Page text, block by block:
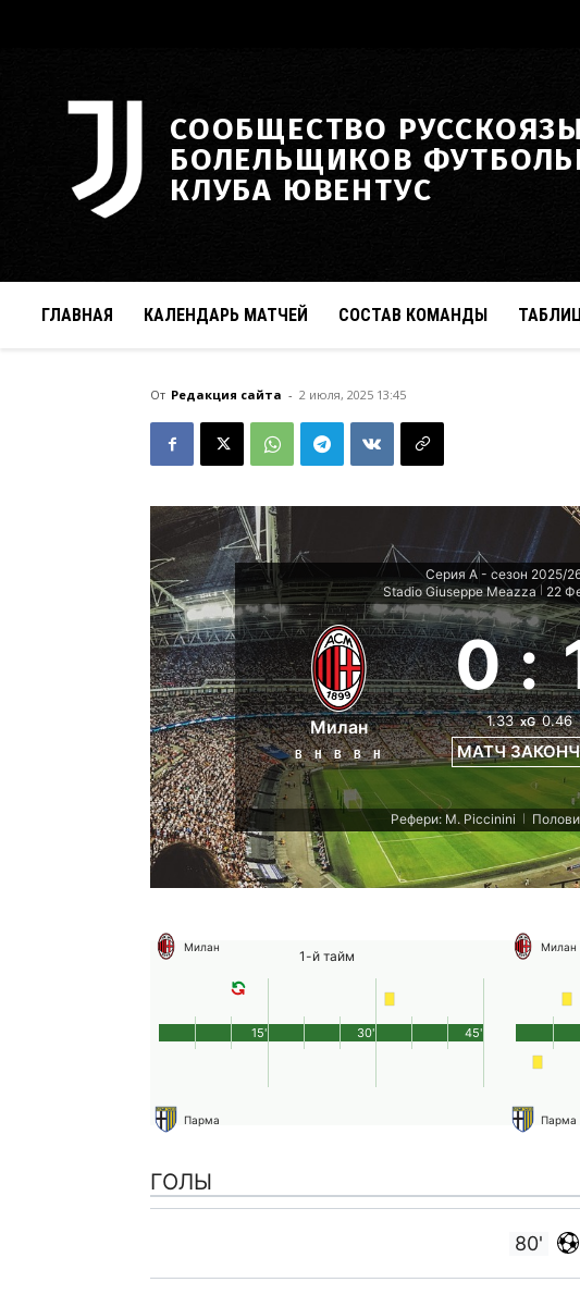
СООБЩЕСТВО
БОЛЕЛЬЩИКОВ
КЛУБА ЮВЕНТУС
ГЛАВНАЯ КАЛЕНДАРЬ МАТЧЕЙ СОСТАВ КОМАНДЫ
От Редакция сайта - 2 июля, 2025 13:45
Серия А - сезон 2025/
Stadio Giuseppe Meazza
22
Милан
В Н В В Н
0 :
1.33 xG 0.46
МАТЧ
Рефери: M. Piccinini
Милан
1-й тайм
Парма
45'
15' 30'
Милан
Парма
ГОЛЫ
80'